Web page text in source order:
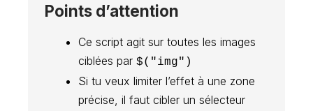
Points d’attention
Ce script agit sur toutes les images
ciblées par $("img")
Si tu veux limiter l’effet à une zone
précise, il faut cibler un sélecteur